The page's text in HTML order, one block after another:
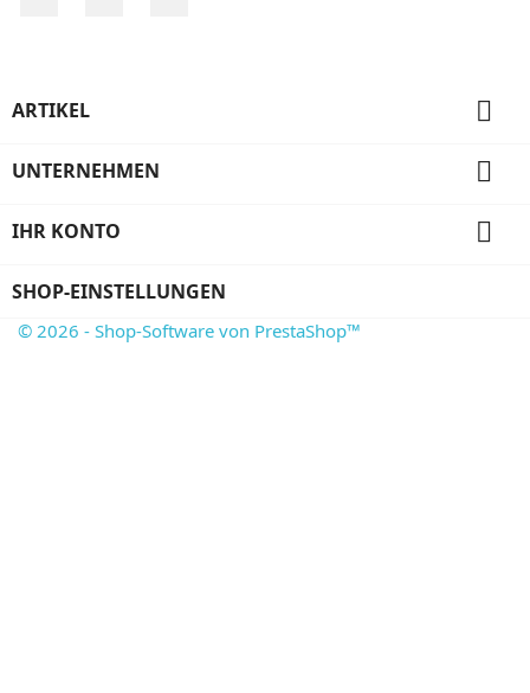
ARTIKEL 
UNTERNEHMEN 
IHR KONTO 
SHOP-EINSTELLUNGEN
© 2026 - Shop-Software von PrestaShop™